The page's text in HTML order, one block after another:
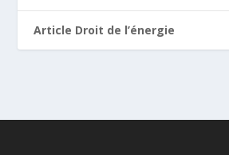
Article Droit de l’énergie